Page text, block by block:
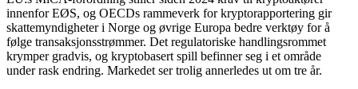
innenfor EØS, og OECDs rammeverk for kryptorapportering gir
skattemyndigheter i Norge og øvrige Europa bedre verktøy for å
følge transaksjonsstrømmer. Det regulatoriske handlingsrommet
krymper gradvis, og kryptobasert spill befinner seg i et område
under rask endring. Markedet ser trolig annerledes ut om tre år.